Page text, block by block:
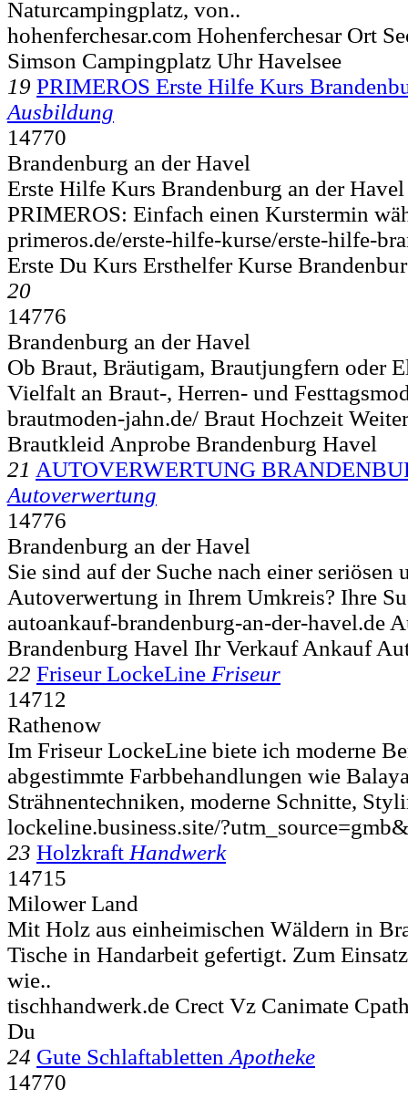
Naturcampingplatz, von..
hohenferchesar.com Hohenferchesar Ort
Simson Campingplatz Uhr Havelsee
19 PRIMEROS Erste Hilfe Kurs
Ausbildung
14770
Brandenburg an der Havel
Erste Hilfe Kurs Brandenburg an der Havel
PRIMEROS: Einfach einen Kurstermin
primeros.de/erste-hilfe-kurse/erste-hilfe-
Erste Du Kurs Ersthelfer Kurse
20
14776
Brandenburg an der Havel
Ob Braut, Bräutigam, Brautjungfern oder
Vielfalt an Braut-, Herren- und
brautmoden-jahn.de/ Braut Hochzeit
Brautkleid Anprobe Brandenburg Havel
21 AUTOVERWERTUNG
Autoverwertung
14776
Brandenburg an der Havel
Sie sind auf der Suche nach einer seriösen
Autoverwertung in Ihrem Umkreis? Ihre
autoankauf-brandenburg-an-der-havel.de
Brandenburg Havel Ihr Verkauf Ankauf
22 Friseur LockeLine Friseur
14712
Rathenow
Im Friseur LockeLine biete ich moderne
abgestimmte Farbbehandlungen wie
Strähnentechniken, moderne Schnitte,
lockeline.business.site/
23 Holzkraft Handwerk
14715
Milower Land
Mit Holz aus einheimischen Wäldern in
Tische in Handarbeit gefertigt. Zum
wie..
tischhandwerk.de Crect Vz Canimate
Du
24 Gute Schlaftabletten Apotheke
14770